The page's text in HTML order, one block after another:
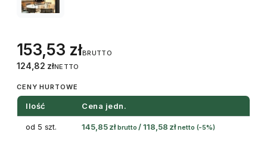
153,53 złBRUTTO
124,82 złNETTO
CENY HURTOWE
Ilość Cena jedn.
od 5 szt. 145,85zł brutto /118,58 zł netto (-5%)